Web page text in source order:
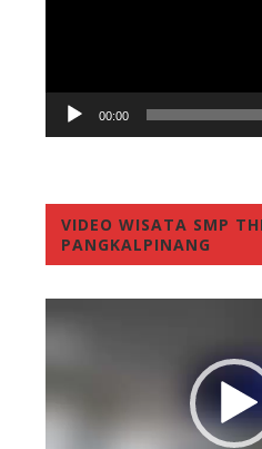
00:00
VIDEO WISATA SMP
PANGKALPINANG